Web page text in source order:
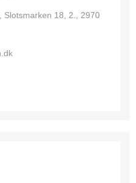
Slotsmarken 18, 2., 2970